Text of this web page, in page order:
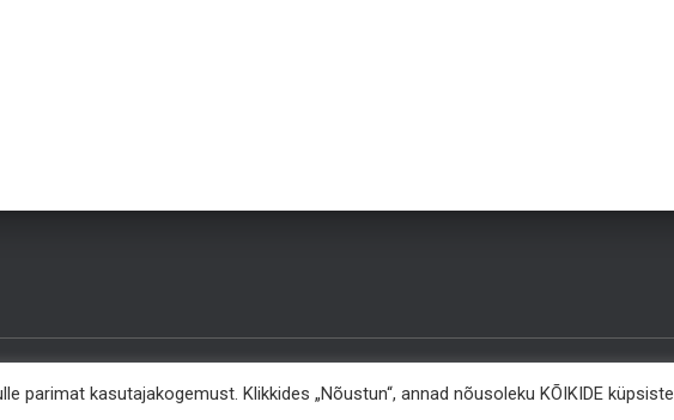
ARTIKLID KKK MEIST KONTAKT
parimat kasutajakogemust. Klikkides „Nõustun“, annad nõusoleku KÕIKIDE küpsiste